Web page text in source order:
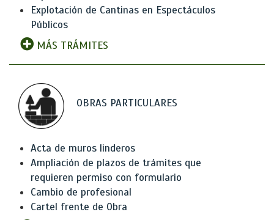
Explotación de Cantinas en Espectáculos
Públicos
MÁS TRÁMITES
OBRAS PARTICULARES
Acta de muros linderos
Ampliación de plazos de trámites que
requieren permiso con formulario
Cambio de profesional
Cartel frente de Obra